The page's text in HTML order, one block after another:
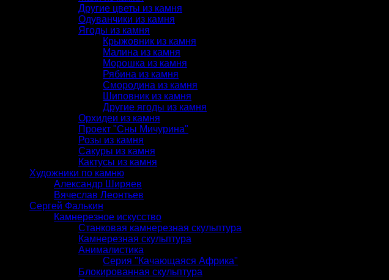
Другие цветы из камня
Одуванчики из камня
Ягоды из камня
Крыжовник из камня
Малина из камня
Морошка из камня
Рябина из камня
Смородина из камня
Шиповник из камня
Другие ягоды из камня
Орхидеи из камня
Проект "Сны Мичурина"
Розы из камня
Сакуры из камня
Кактусы из камня
Художники по камню
Александр Ширяев
Вячеслав Леонтьев
Сергей Фалькин
Камнерезное искусство
Станковая камнерезная скульптура
Камнерезная скульптура
Анималистика
Серия "Качающаяся Африка"
Блокированная скульптура